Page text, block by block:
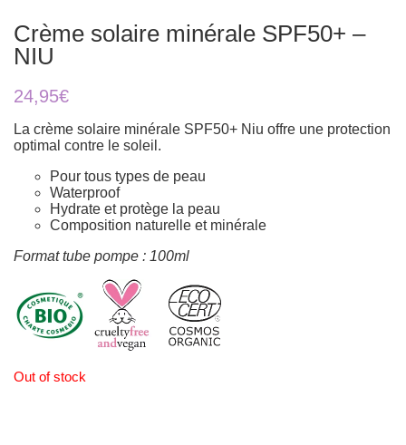
Crème solaire minérale SPF50+ –
NIU
24,95€
La crème solaire minérale SPF50+ Niu offre une protection
optimal contre le soleil.
Pour tous types de peau
Waterproof
Hydrate et protège la peau
Composition naturelle et minérale
Format tube pompe : 100ml
Out of stock